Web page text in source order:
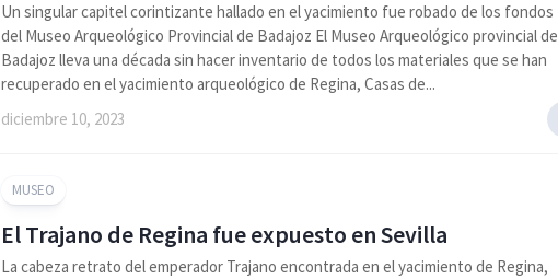
Un singular capitel corintizante hallado en el yacimiento fue robado de los fondos
del Museo Arqueológico Provincial de Badajoz El Museo Arqueológico provincial de
Badajoz lleva una década sin hacer inventario de todos los materiales que se han
recuperado en el yacimiento arqueológico de Regina, Casas de...
diciembre 10, 2023
MUSEO
El Trajano de Regina fue expuesto en Sevilla
La cabeza retrato del emperador Trajano encontrada en el yacimiento de Regina,